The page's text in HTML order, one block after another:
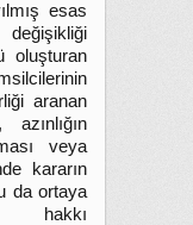
esas
oluşturan
aranan
veya
kararın
da ortaya
hakkı